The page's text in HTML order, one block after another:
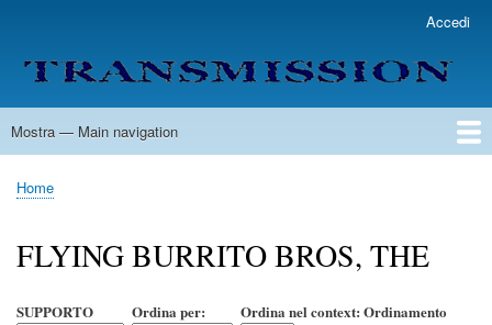
contenuto
principale
account
menu
Accedi
Main
Mostra — Main navigation
Home
Lista Autori
Contatti
Spedizione & Consegna
Legenda
Condizioni per l'uso
Briciole
pane
Home
FLYING BURRITO BROS, THE
SUPPORTO Ordina per: Ordina nel context: Ordinamento